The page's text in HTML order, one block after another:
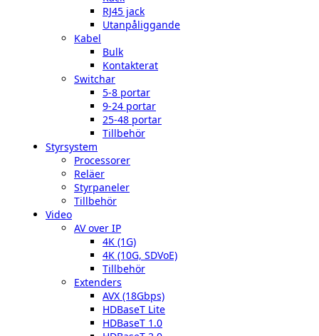
RJ45 jack
Utanpåliggande
Kabel
Bulk
Kontakterat
Switchar
5-8 portar
9-24 portar
25-48 portar
Tillbehör
Styrsystem
Processorer
Reläer
Styrpaneler
Tillbehör
Video
AV over IP
4K (1G)
4K (10G, SDVoE)
Tillbehör
Extenders
AVX (18Gbps)
HDBaseT Lite
HDBaseT 1.0